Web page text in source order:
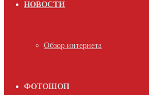
НОВОСТИ
Обзор интернета
ФОТОШОП